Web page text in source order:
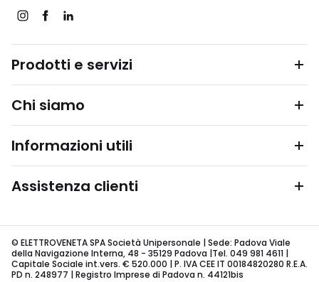
Prodotti e servizi
Chi siamo
Informazioni utili
Assistenza clienti
© ELETTROVENETA SPA Società Unipersonale | Sede: Padova Viale
della Navigazione Interna, 48 - 35129 Padova |Tel. 049 981 4611 |
Capitale Sociale int.vers. € 520.000 | P. IVA CEE IT 00184820280 R.E.A.
PD n. 248977 | Registro Imprese di Padova n. 44121bis